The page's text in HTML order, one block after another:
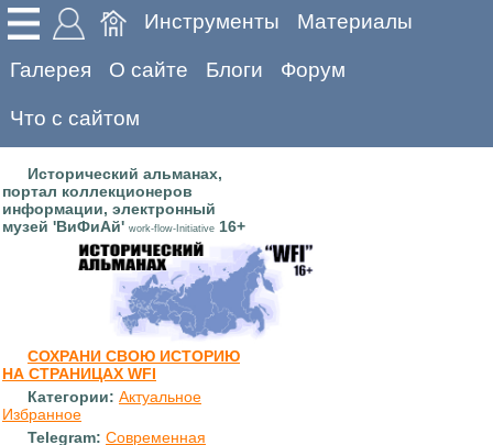
Инструменты Материалы
Галерея О сайте Блоги Форум
Что с сайтом
Исторический альманах,
портал коллекционеров
информации, электронный
музей 'ВиФиАй' work-flow-Initiative 16+
СОХРАНИ СВОЮ ИСТОРИЮ
НА СТРАНИЦАХ WFI
Категории: Актуальное
Избранное
Telegram: Современная